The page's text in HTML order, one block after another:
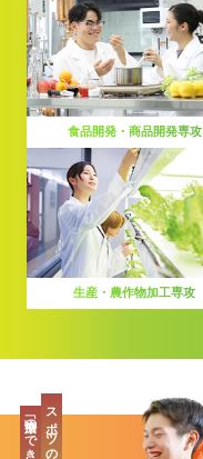
食品開発・商品開発専攻
生産・農作物加工専攻
スポーツの最先端、